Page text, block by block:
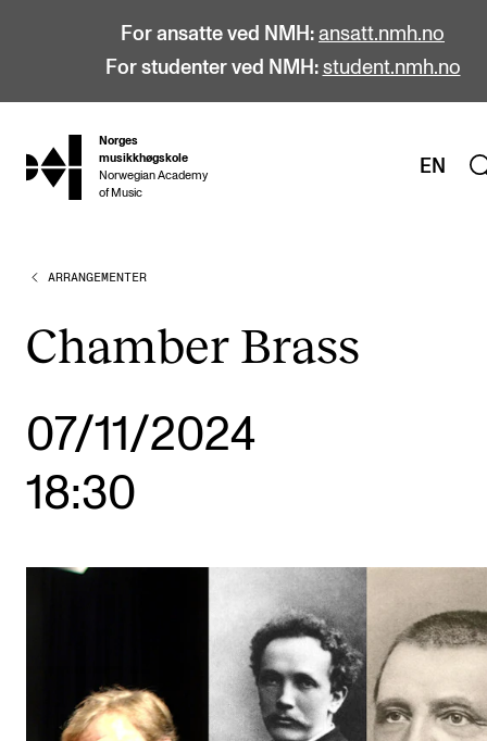
For ansatte ved NMH: ansatt.nmh.no
For studenter ved NMH: student.nmh.no
hjem
Norges
musikkhøgskole
Norwegian Academy
of Music
EN
STUDIER
Bachelor
Doktorgrad
Årsstudium og videreutdanning
Biblioteket
ARRANGEMENTER
Chamber Brass
07/11/2024
18:30